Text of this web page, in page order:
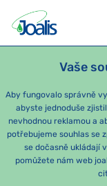
Vaše
Aby fungovalo správně
abyste jednoduše
nevhodnou reklamou a
potřebujeme souhlas se
se dočasně ukládají
pomůžete nám web
PRODUKTY
Momentálně